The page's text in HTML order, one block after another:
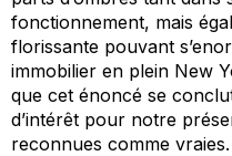
fonctionnement, mais
florissante pouvant
immobilier en plein New
que cet énoncé se
d’intérêt pour notre
reconnues comme vraies.